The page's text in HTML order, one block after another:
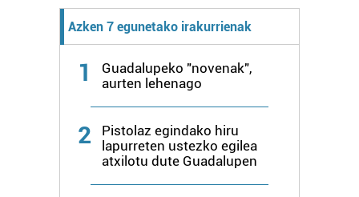
zerbitzuak hobetzeko asmoz, cookie teknologiaz
erabiltzeko baimen esplizitua ematen diguzu.
Azken 7 egunetako irakurrienak
1
Guadalupeko "novenak",
aurten lehenago
2
Pistolaz egindako hiru
lapurreten ustezko egilea
atxilotu dute Guadalupen